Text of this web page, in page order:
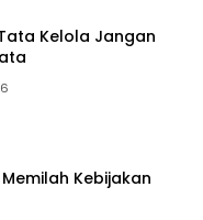
Kelola Jangan
Kebijakan